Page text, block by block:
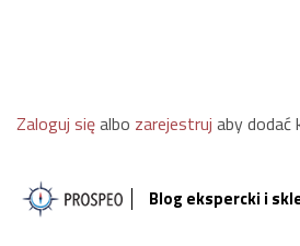
Zaloguj sięalbo zarejestruj aby dodać
Blog ekspercki i